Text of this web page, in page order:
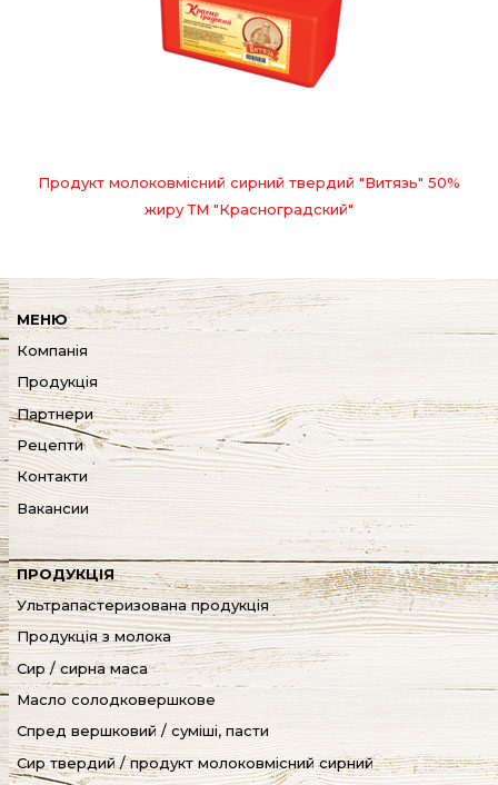
Продукт молоковмісний сирний твердий "Витязь" 50%
жиру ТМ "Красноградский"
МЕНЮ
Компанія
Продукція
Партнери
Рецепти
Контакти
Вакансии
ПРОДУКЦІЯ
Ультрапастеризована продукція
Продукція з молока
Сир / сирна маса
Масло солодковершкове
Спред вершковий / суміші, пасти
Сир твердий / продукт молоковмісний сирний